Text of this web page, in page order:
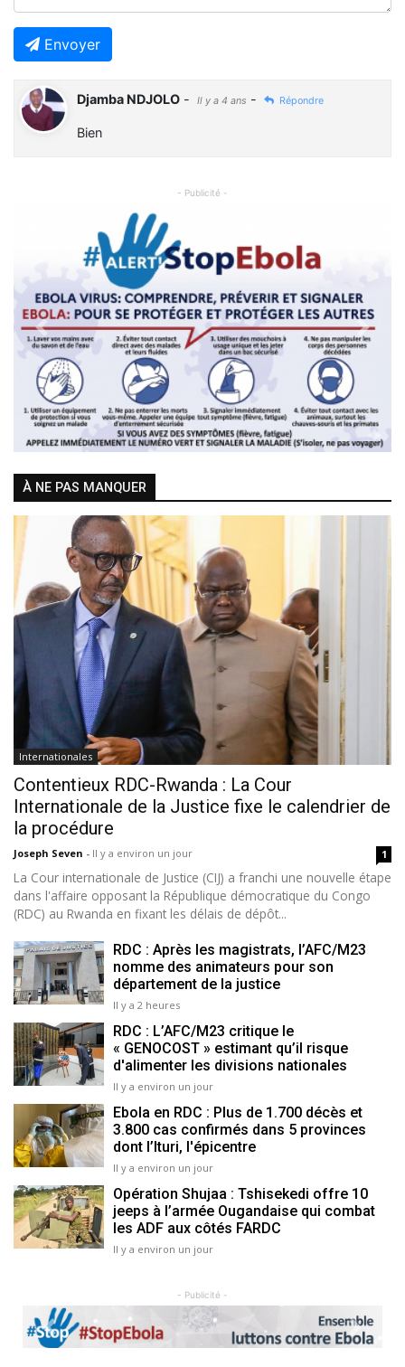
Envoyer
Djamba NDJOLO - Il y a 4 ans - Répondre
Bien
- Publicité -
Previous Next
À NE PAS MANQUER
Internationales
Contentieux RDC-Rwanda : La Cour
Internationale de la Justice fixe le calendrier de
la procédure
Joseph Seven - Il y a environ un jour 1
La Cour internationale de Justice (CIJ) a franchi une nouvelle étape
dans l'affaire opposant la République démocratique du Congo
(RDC) au Rwanda en fixant les délais de dépôt...
RDC : Après les magistrats, l’AFC/M23
nomme des animateurs pour son
département de la justice
Il y a 2 heures
RDC : L’AFC/M23 critique le
« GENOCOST » estimant qu’il risque
d'alimenter les divisions nationales
Il y a environ un jour
Ebola en RDC : Plus de 1.700 décès et
3.800 cas confirmés dans 5 provinces
dont l’Ituri, l'épicentre
Il y a environ un jour
Opération Shujaa : Tshisekedi offre 10
jeeps à l’armée Ougandaise qui combat
les ADF aux côtés FARDC
Il y a environ un jour
- Publicité -
Previous Next